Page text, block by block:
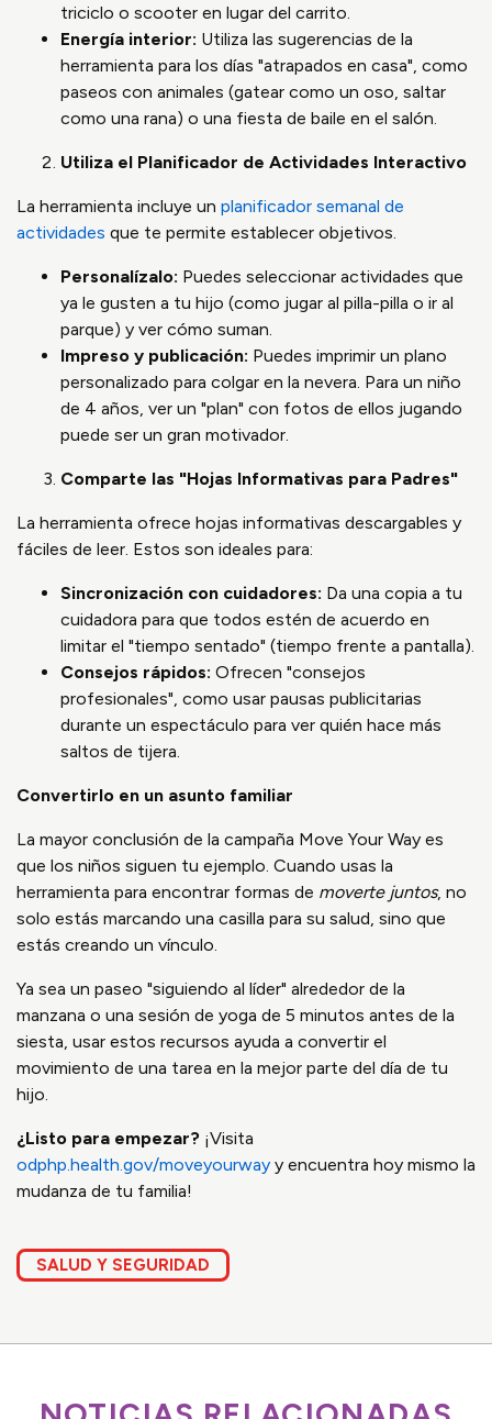
triciclo o scooter en lugar del carrito.
Energía interior: Utiliza las sugerencias de la
herramienta para los días "atrapados en casa", como
paseos con animales (gatear como un oso, saltar
como una rana) o una fiesta de baile en el salón.
Utiliza el Planificador de Actividades Interactivo
La herramienta incluye un planificador semanal de
actividades que te permite establecer objetivos.
Personalízalo: Puedes seleccionar actividades que
ya le gusten a tu hijo (como jugar al pilla-pilla o ir al
parque) y ver cómo suman.
Impreso y publicación: Puedes imprimir un plano
personalizado para colgar en la nevera. Para un niño
de 4 años, ver un "plan" con fotos de ellos jugando
puede ser un gran motivador.
Comparte las "Hojas Informativas para Padres"
La herramienta ofrece hojas informativas descargables y
fáciles de leer. Estos son ideales para:
Sincronización con cuidadores: Da una copia a tu
cuidadora para que todos estén de acuerdo en
limitar el "tiempo sentado" (tiempo frente a pantalla).
Consejos rápidos: Ofrecen "consejos
profesionales", como usar pausas publicitarias
durante un espectáculo para ver quién hace más
saltos de tijera.
Convertirlo en un asunto familiar
La mayor conclusión de la campaña Move Your Way es
que los niños siguen tu ejemplo. Cuando usas la
herramienta para encontrar formas de moverte juntos, no
solo estás marcando una casilla para su salud, sino que
estás creando un vínculo.
Ya sea un paseo "siguiendo al líder" alrededor de la
manzana o una sesión de yoga de 5 minutos antes de la
siesta, usar estos recursos ayuda a convertir el
movimiento de una tarea en la mejor parte del día de tu
hijo.
¿Listo para empezar? ¡Visita
odphp.health.gov/moveyourway y encuentra hoy mismo la
mudanza de tu familia!
SALUD Y SEGURIDAD